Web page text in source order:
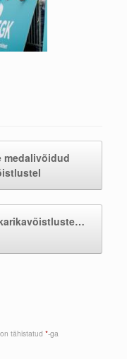
medalivõidud
tähistatud *-ga